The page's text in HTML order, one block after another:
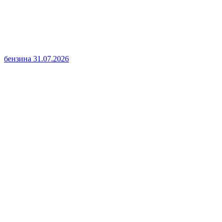
бензина 31.07.2026